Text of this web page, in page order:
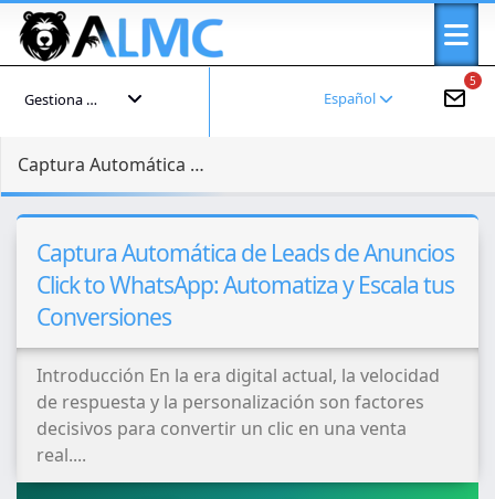
5
Español
Gestiona tu cuenta
Captura Automática de Leads de Anuncios Click to WhatsApp: Automatiza y Escala tus Conversiones
Captura Automática de Leads de Anuncios
Click to WhatsApp: Automatiza y Escala tus
Conversiones
Introducción En la era digital actual, la velocidad
de respuesta y la personalización son factores
decisivos para convertir un clic en una venta
real....